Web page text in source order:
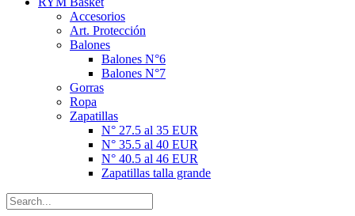
Accesorios
Art. Protección
Balones
Balones N°6
Balones N°7
Gorras
Ropa
Zapatillas
N° 27.5 al 35 EUR
N° 35.5 al 40 EUR
N° 40.5 al 46 EUR
Zapatillas talla grande